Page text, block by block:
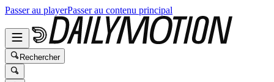
Passer au playerPasser au contenu principal
Rechercher